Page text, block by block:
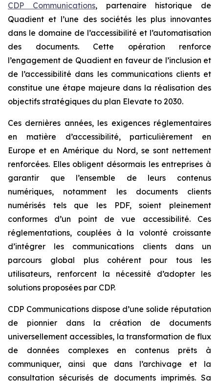
CDP Communications, partenaire historique de
Quadient et l’une des sociétés les plus innovantes
dans le domaine de l’accessibilité et l’automatisation
des documents. Cette opération renforce
l’engagement de Quadient en faveur de l’inclusion et
de l’accessibilité dans les communications clients et
constitue une étape majeure dans la réalisation des
objectifs stratégiques du plan Elevate to 2030.
Ces dernières années, les exigences réglementaires
en matière d’accessibilité, particulièrement en
Europe et en Amérique du Nord, se sont nettement
renforcées. Elles obligent désormais les entreprises à
garantir que l’ensemble de leurs contenus
numériques, notamment les documents clients
numérisés tels que les PDF, soient pleinement
conformes d’un point de vue accessibilité. Ces
réglementations, couplées à la volonté croissante
d’intégrer les communications clients dans un
parcours global plus cohérent pour tous les
utilisateurs, renforcent la nécessité d’adopter les
solutions proposées par CDP.
CDP Communications dispose d’une solide réputation
de pionnier dans la création de documents
universellement accessibles, la transformation de flux
de données complexes en contenus prêts à
communiquer, ainsi que dans l’archivage et la
consultation sécurisés de documents imprimés. Sa